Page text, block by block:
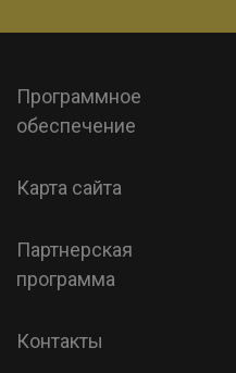
Программное
обеспечение
Карта сайта
Партнерская
программа
Контакты